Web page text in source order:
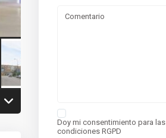
Doy mi consentimiento para las
condiciones RGPD